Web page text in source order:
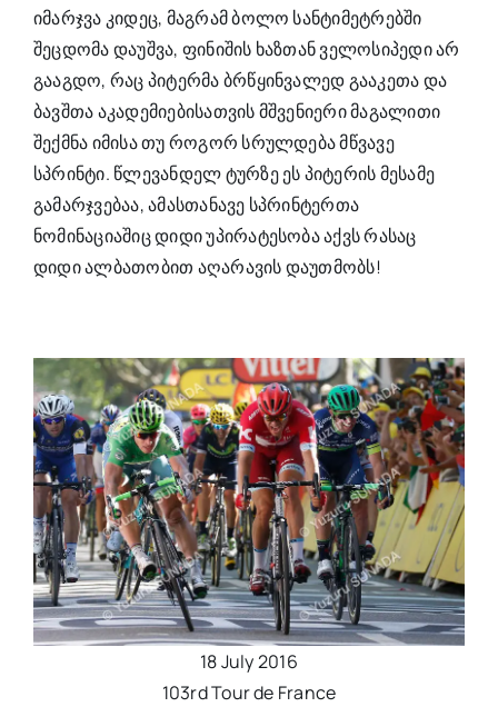
იმარჯვა კიდეც, მაგრამ ბოლო სანტიმეტრებში
შეცდომა დაუშვა, ფინიშის ხაზთან ველოსიპედი არ
გააგდო, რაცპიტერმაბრწყინვალედ გააკეთა და
ბავშთააკადემიებისათვისმშვენიერი მაგალითი
შექმნა იმისა თუ როგორ სრულდება მწვავე
სპრინტი. წლევანდელ ტურზე ეს პიტერის მესამე
გამარჯვებაა, ამასთანავე სპრინტერთა
ნომინაციაშიც დიდი უპირატესობა აქვს რასაც
დიდი ალბათობით აღარავის დაუთმობს!
18 July 2016
103rd Tour de France